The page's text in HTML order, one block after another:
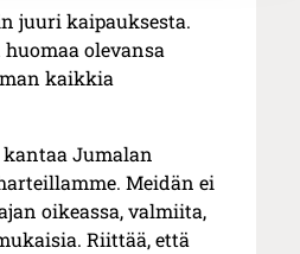
juuri kaipauksesta.
olevansa
kaikkia
Jumalan
Meidän ei
oikeassa, valmiita,
Riittää, että